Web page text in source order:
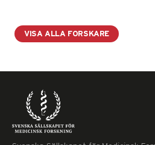
VISA ALLA FORSKARE